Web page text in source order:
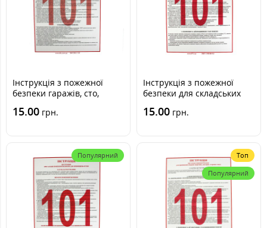
Інструкція з пожежної
безпеки гаражів, сто,
15.00 грн.
Інструкція з пожежної
безпеки для складських
організації)
15.00 грн.
Популярний
Топ
Популярний